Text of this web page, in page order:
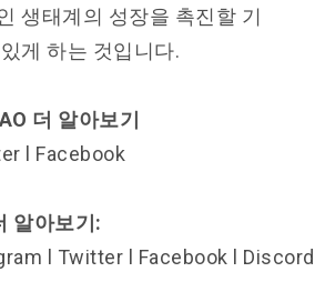
생태계의 성장을 촉진할 기
게 하는 것입니다.
더 알아보기
Facebook
알아보기:
Twitter Facebook Discord